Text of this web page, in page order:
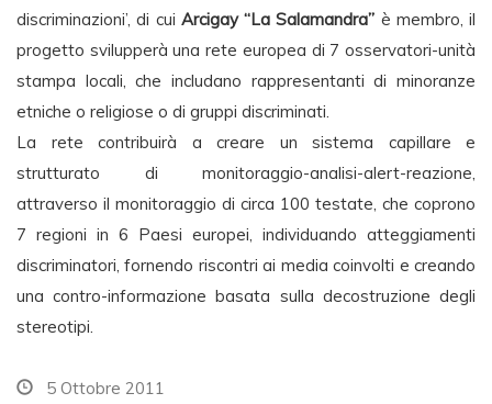
discriminazioni’, di cui Arcigay “La Salamandra” è membro, il
progetto svilupperà una rete europea di 7 osservatori-unità
stampa locali, che includano rappresentanti di minoranze
etniche o religiose o di gruppi discriminati.
La rete contribuirà a creare un sistema capillare e
strutturato di monitoraggio-analisi-alert-reazione,
attraverso il monitoraggio di circa 100 testate, che coprono
7 regioni in 6 Paesi europei, individuando atteggiamenti
discriminatori, fornendo riscontri ai media coinvolti e creando
una contro-informazione basata sulla decostruzione degli
stereotipi.
5 Ottobre 2011